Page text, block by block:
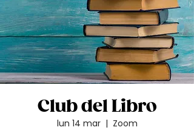
Club del Libro
lun 14 mar
  |
Zoom